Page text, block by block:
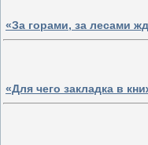
«За горами, за лесами
«Для чего закладка в